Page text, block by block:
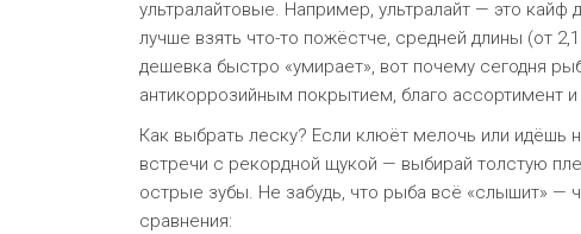
ультралайтовые. Например, ультралайт — это кайф
лучше взять что-то пожёстче, средней длины (от
дешевка быстро «умирает», вот почему сегодня
антикоррозийным покрытием, благо ассортимент
Как выбрать леску? Если клюёт мелочь или
встречи с рекордной щукой — выбирай толстую
острые зубы. Не забудь, что рыба всё «слышит» —
сравнения: